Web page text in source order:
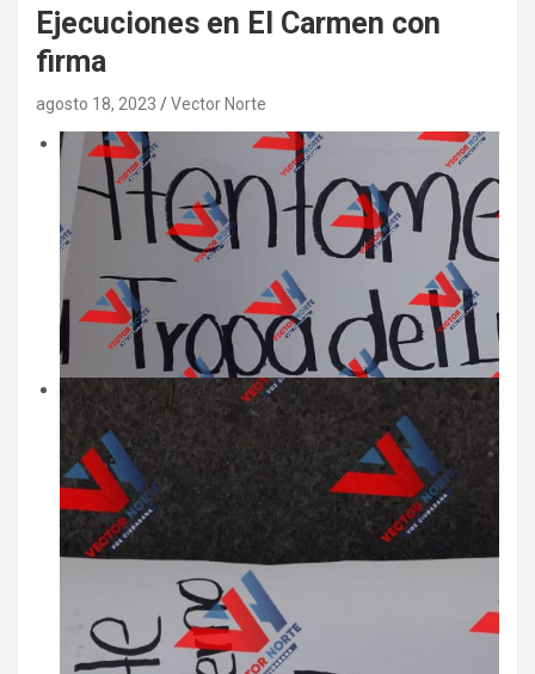
Ejecuciones en El Carmen con
firma
agosto 18, 2023 Vector Norte